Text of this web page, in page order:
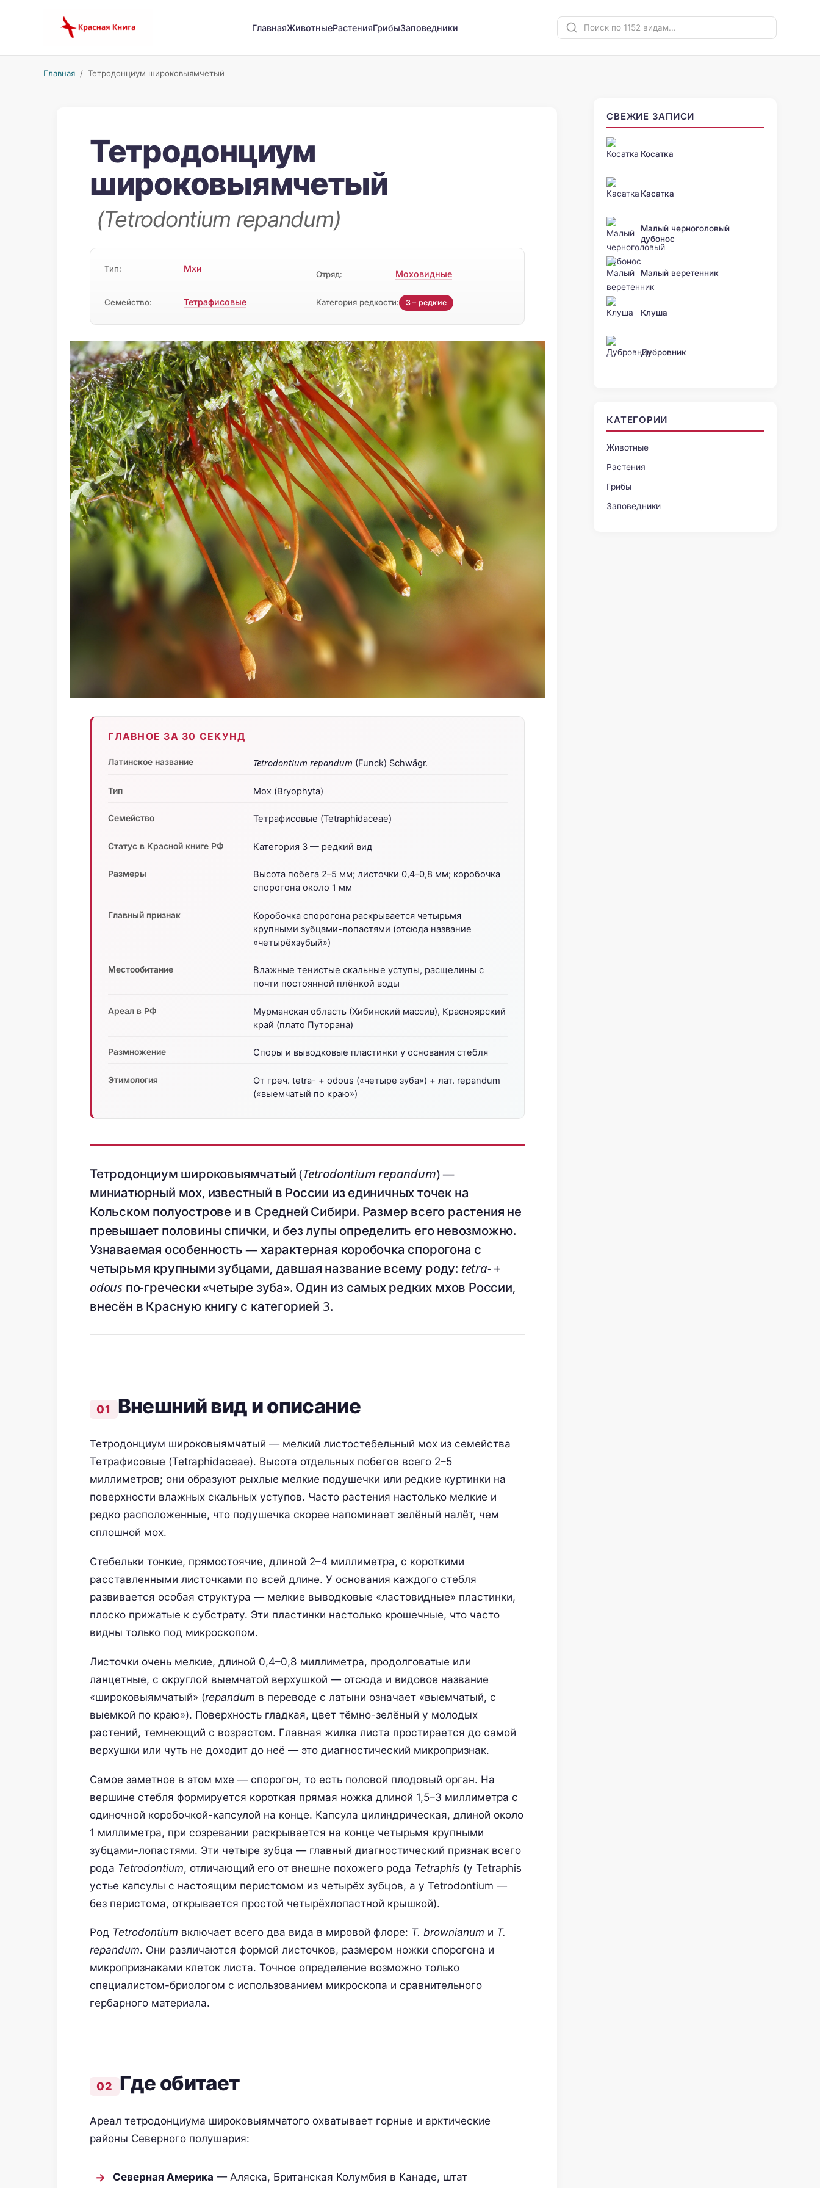
ГлавнаяЖивотныеРастенияГрибыЗаповедники
Главная/ Тетродонциум широковыямчетый
Тетродонциум
широковыямчетый
(Tetrodontium repandum)
Тип: Мхи
Отряд: Моховидные
Семейство: Тетрафисовые Категория редкости: 3 – редкие
ГЛАВНОЕ ЗА 30 СЕКУНД
Латинское название Tetrodontium repandum (Funck) Schwägr.
Тип Мох (Bryophyta)
Семейство Тетрафисовые (Tetraphidaceae)
Статус в Красной книге РФ Категория 3 — редкий вид
Размеры
Высота побега 2–5 мм; листочки 0,4–0,8 мм; коробочка
спорогона около 1 мм
Главный признак
Коробочка спорогона раскрывается четырьмя
крупными зубцами-лопастями (отсюда название
«четырёхзубый»)
Местообитание
Влажные тенистые скальные уступы, расщелины с
почти постоянной плёнкой воды
Ареал в РФ
Мурманская область (Хибинский массив), Красноярский
край (плато Путорана)
Размножение Споры и выводковые пластинки у основания стебля
Этимология
От греч. tetra- + odous («четыре зуба») + лат. repandum
(«выемчатый по краю»)
Тетродонциум широковыямчатый (Tetrodontium repandum) —
миниатюрный мох, известный в России из единичных точек на
Кольском полуострове и в Средней Сибири. Размер всего растения не
превышает половины спички, и без лупы определить его невозможно.
Узнаваемая особенность — характерная коробочка спорогона с
четырьмя крупными зубцами, давшая название всему роду: tetra-+
odous по-гречески «четыре зуба». Один из самых редких мхов России,
внесён в Красную книгу с категорией 3.
Внешний вид и описание
Тетродонциум широковыямчатый — мелкий листостебельный мох из семейства
Тетрафисовые (Tetraphidaceae). Высота отдельных побегов всего 2–5
миллиметров; они образуют рыхлые мелкие подушечки или редкие куртинки на
поверхности влажных скальных уступов. Часто растения настолько мелкие и
редко расположенные, что подушечка скорее напоминает зелёный налёт, чем
сплошной мох.
Стебельки тонкие, прямостоячие, длиной 2–4 миллиметра, с короткими
расставленными листочками по всей длине. У основания каждого стебля
развивается особая структура — мелкие выводковые «ластовидные» пластинки,
плоско прижатые к субстрату. Эти пластинки настолько крошечные, что часто
видны только под микроскопом.
Листочки очень мелкие, длиной 0,4–0,8 миллиметра, продолговатые или
ланцетные, с округлой выемчатой верхушкой — отсюда и видовое название
«широковыямчатый» (repandum в переводе с латыни означает «выемчатый, с
выемкой по краю»). Поверхность гладкая, цвет тёмно-зелёный у молодых
растений, темнеющий с возрастом. Главная жилка листа простирается до самой
верхушки или чуть не доходит до неё — это диагностический микропризнак.
Самое заметное в этом мхе — спорогон, то есть половой плодовый орган. На
вершине стебля формируется короткая прямая ножка длиной 1,5–3 миллиметра с
одиночной коробочкой-капсулой на конце. Капсула цилиндрическая, длиной около
1 миллиметра, при созревании раскрывается на конце четырьмя крупными
зубцами-лопастями. Эти четыре зубца — главный диагностический признак всего
рода Tetrodontium, отличающий его от внешне похожего рода Tetraphis (у Tetraphis
устье капсулы с настоящим перистомом из четырёх зубцов, а у Tetrodontium —
без перистома, открывается простой четырёхлопастной крышкой).
Род Tetrodontium включает всего два вида в мировой флоре: T. brownianum и T.
repandum. Они различаются формой листочков, размером ножки спорогона и
микропризнаками клеток листа. Точное определение возможно только
специалистом-бриологом с использованием микроскопа и сравнительного
гербарного материала.
Где обитает
Ареал тетродонциума широковыямчатого охватывает горные и арктические
районы Северного полушария:
Северная Америка — Аляска, Британская Колумбия в Канаде, штат
СВЕЖИЕ ЗАПИСИ
Косатка
Касатка
Малый черноголовый
дубонос
Малый веретенник
Клуша
Дубровник
КАТЕГОРИИ
Животные
Растения
Грибы
Заповедники